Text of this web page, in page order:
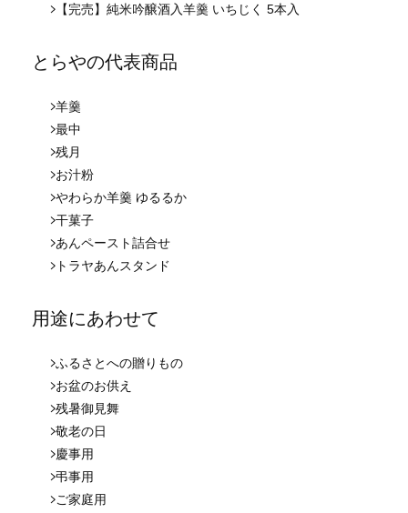
【完売】純米吟醸酒入羊羹 いちじく 5本入
とらやの代表商品
羊羹
最中
残月
お汁粉
やわらか羊羹 ゆるるか
干菓子
あんペースト詰合せ
トラヤあんスタンド
用途にあわせて
ふるさとへの贈りもの
お盆のお供え
残暑御見舞
敬老の日
慶事用
弔事用
ご家庭用